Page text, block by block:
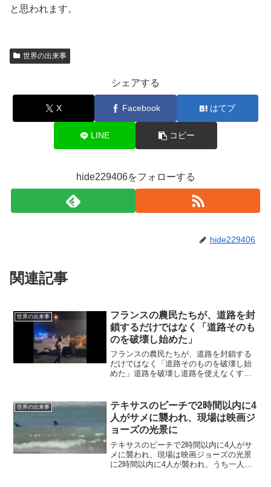
と思われます。
世界の出来事
シェアする
X Facebook はてブ
LINE コピー
hide229406をフォローする
hide229406
関連記事
世界の出来事
フランスの農民たちが、道路を封
鎖するだけではなく「道路そのも
のを破壊し始めた」
フランスの農民たちが、道路を封鎖する
だけではなく「道路そのものを破壊し始
めた」道路を破壊し道路を使えなくする
ランスの農家の人たちが道路を封鎖した
ことに関してのニュー...
世界の出来事
テキサスのビーチで2時間以内に4
人がサメに襲われ、現場は映画ジ
ョーズの光景に
テキサスのビーチで2時間以内に4人がサ
メに襲われ、現場は映画ジョーズの光景
に2時間以内に4人が襲われ、うち一人が